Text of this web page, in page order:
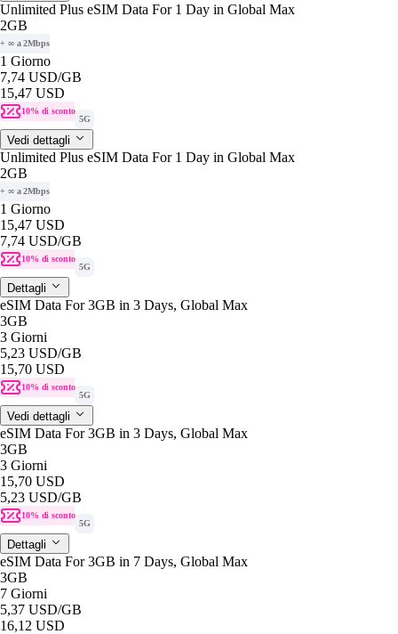
Unlimited Plus eSIM Data For 1 Day in Global Max
2GB
+ ∞ a 2Mbps
1 Giorno
7,74 USD/GB
15,47 USD
10% di sconto
5G
Vedi dettagli
Unlimited Plus eSIM Data For 1 Day in Global Max
2GB
+ ∞ a 2Mbps
1 Giorno
15,47 USD
7,74 USD/GB
10% di sconto
5G
Dettagli
eSIM Data For 3GB in 3 Days, Global Max
3GB
3 Giorni
5,23 USD/GB
15,70 USD
10% di sconto
5G
Vedi dettagli
eSIM Data For 3GB in 3 Days, Global Max
3GB
3 Giorni
15,70 USD
5,23 USD/GB
10% di sconto
5G
Dettagli
eSIM Data For 3GB in 7 Days, Global Max
3GB
7 Giorni
5,37 USD/GB
16,12 USD